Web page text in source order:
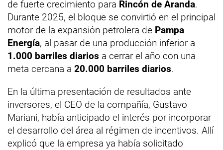
de fuerte crecimiento para Rincón de Aranda.
Durante 2025, el bloque se convirtió en el principal
motor de la expansión petrolera de Pampa
Energía, al pasar de una producción inferior a
1.000 barriles diarios a cerrar el año con una
meta cercana a 20.000 barriles diarios.
En la última presentación de resultados ante
inversores, el CEO de la compañía, Gustavo
Mariani, había anticipado el interés por incorporar
el desarrollo del área al régimen de incentivos. Allí
explicó que la empresa ya había solicitado